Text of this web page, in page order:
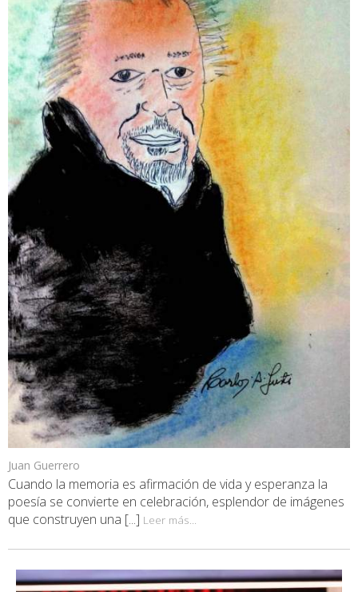
Juan Guerrero
Cuando la memoria es afirmación de vida y esperanza la
poesía se convierte en celebración, esplendor de imágenes
que construyen una [...] Leer más...